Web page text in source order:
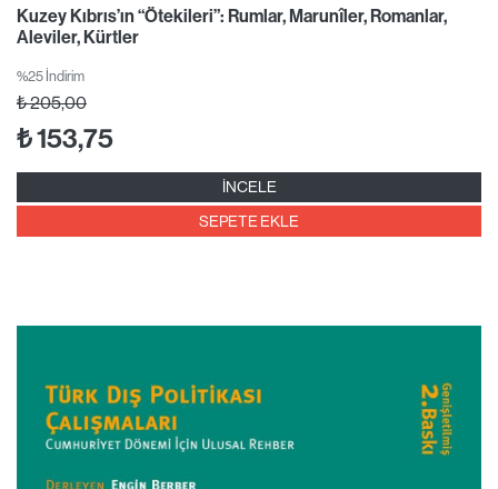
Kuzey Kıbrıs’ın “Ötekileri”: Rumlar, Marunîler, Romanlar,
Aleviler, Kürtler
%25 İndirim
₺205,00
₺153,75
İNCELE
SEPETE EKLE